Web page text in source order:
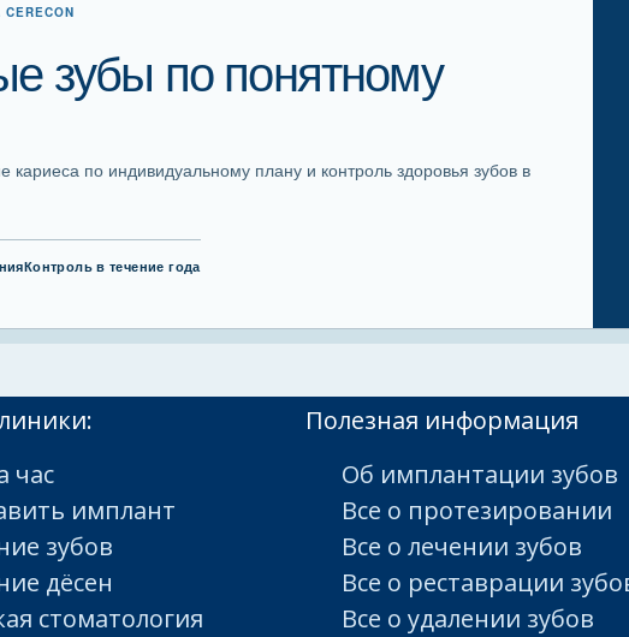
зубы по понятному
кариеса по индивидуальному плану и контроль здоровья зубов в
Контроль в течение года
час
имплант
зубов
дёсен
стоматология
Полезная информация
Об имплантации зубов
Все о протезировании
Все о лечении зубов
Все о реставрации
Все о удалении зубов